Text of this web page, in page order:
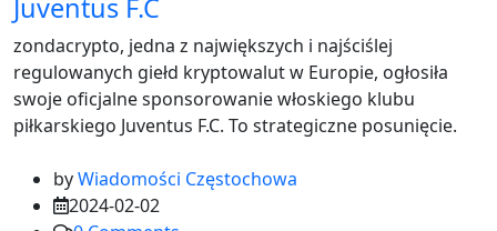
Juventus F.C
zondacrypto, jedna z największych i najściślej
regulowanych giełd kryptowalut w Europie, ogłosiła
swoje oficjalne sponsorowanie włoskiego klubu
piłkarskiego Juventus F.C. To strategiczne posunięcie.
byWiadomości Częstochowa
2024-02-02